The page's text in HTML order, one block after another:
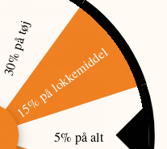
30% på tøj
15% på lokkemiddel
5% på alt